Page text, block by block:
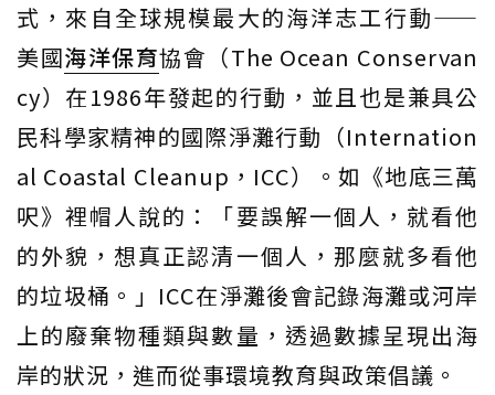
式，來自全球規模最大的海洋志工行動——
美國海洋保育協會（The Ocean Conservan
cy）在1986年發起的行動，並且也是兼具公
民科學家精神的國際淨灘行動（Internation
al Coastal Cleanup，ICC）。如《地底三萬
呎》裡帽人說的：「要誤解一個人，就看他
的外貌，想真正認清一個人，那麼就多看他
的垃圾桶。」ICC在淨灘後會記錄海灘或河岸
上的廢棄物種類與數量，透過數據呈現出海
岸的狀況，進而從事環境教育與政策倡議。